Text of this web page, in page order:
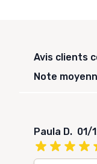
Avis clients
Note
Paula D. 01/